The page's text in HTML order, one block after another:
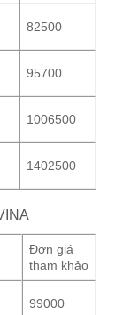
82500
95700
1006500
1402500
Đơn giá
tham khảo
99000